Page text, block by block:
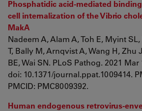
Phosphatidic acid-mediated
cell internalization of the Vibrio
MakA
Nadeem A, Alam A, Toh E, Myint
T, Bally M, Arnqvist A, Wang H, Zhu
BE, Wai SN. PLoS Pathog. 2021 Mar
doi: 10.1371/journal.ppat.1009414.
PMCID: PMC8009392.
Human endogenous retrovirus-